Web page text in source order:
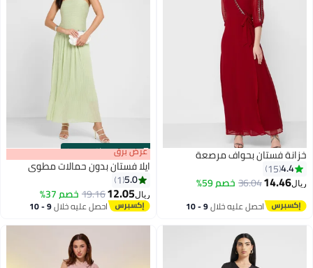
خزانة فستان بحواف مرصعة
4.4
15
ريال14.46
36.04خصم 59%
احصل عليه خلال 9 - 10
اغسطس
00m:00s
·باقي 100% عرض برق
ايلا فستان بدون حمالات مطوي
5.0
1
ريال12.05
19.16خصم 37%
احصل عليه خلال 9 - 10
اغسطس